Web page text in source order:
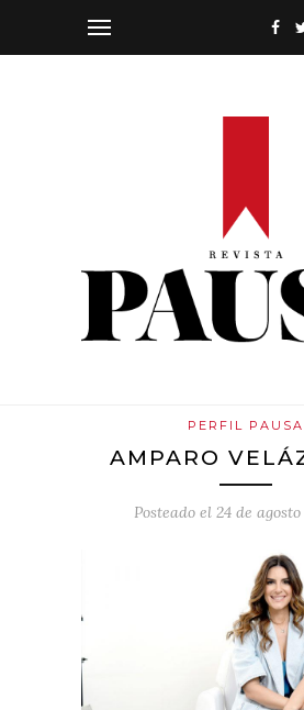
PERFIL PAUSA
AMPARO
Posteado el 24 de